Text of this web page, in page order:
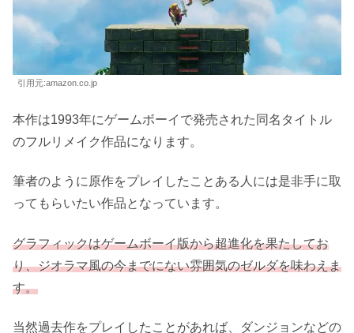
ゼルダ無双 厄災の黙示録 公式サイト
ゼルダの伝説 夢をみる島